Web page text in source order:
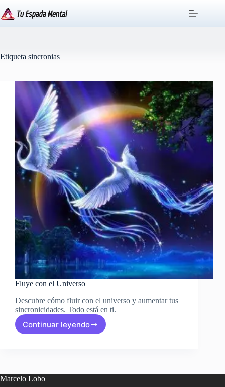
al
contenido
Etiqueta sincronias
Fluye con el Universo
Descubre cómo fluir con el universo y aumentar tus
sincronicidades. Todo está en ti.
Continuar leyendo
Fluye
Marcelo Lobo